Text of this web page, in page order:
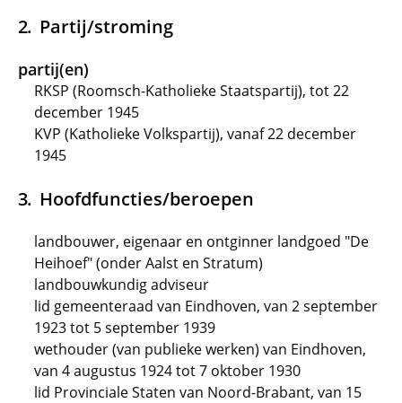
Partij/stroming
partij(en)
RKSP (Roomsch-Katholieke Staatspartij), tot 22
december 1945
KVP (Katholieke Volkspartij), vanaf 22 december
1945
Hoofdfuncties/beroepen
landbouwer, eigenaar en ontginner landgoed "De
Heihoef" (onder Aalst en Stratum)
landbouwkundig adviseur
lid gemeenteraad van Eindhoven, van 2 september
1923 tot 5 september 1939
wethouder (van publieke werken) van Eindhoven,
van 4 augustus 1924 tot 7 oktober 1930
lid Provinciale Staten van Noord-Brabant, van 15